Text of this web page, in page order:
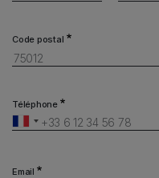
Code postal
Téléphone
Email